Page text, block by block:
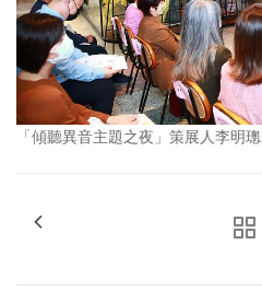
「傾聽異音主題之夜」策展人李明璁